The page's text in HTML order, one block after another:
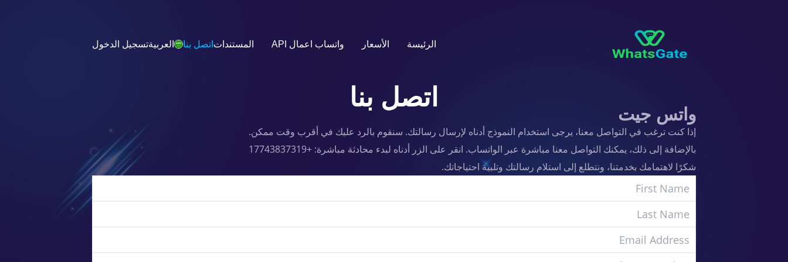
الرئيسة الأسعار واتساب اعمال API المستندات اتصل بنا العربيةتسجيل الدخول
اتصل بنا واتس جيت
إذا كنت ترغب في التواصل معنا، يرجى استخدام النموذج أدناه لإرسال رسالتك. سنقوم بالرد عليك في أقرب وقت ممكن.
بالإضافة إلى ذلك، يمكنك التواصل معنا مباشرة عبر الواتساب. انقر على الزر أدناه لبدء محادثة مباشرة: +17743837319
شكرًا لاهتمامك بخدمتنا، ونتطلع إلى استلام رسالتك وتلبية احتياجاتك.